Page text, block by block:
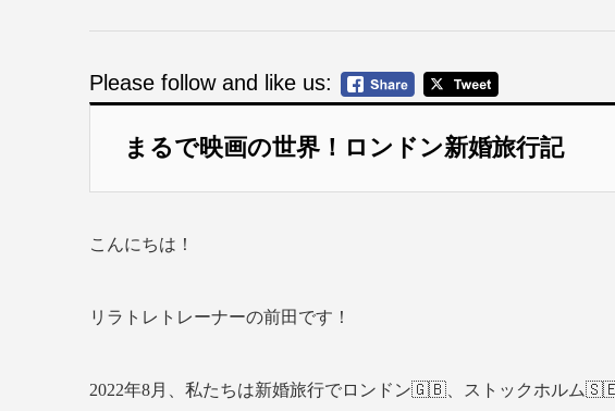
Please follow and like us:
まるで映画の世界！ロンドン新婚旅行記
こんにちは！
リラトレトレーナーの前田です！
2022年8月、私たちは新婚旅行でロンドン🇬🇧、ストックホルム